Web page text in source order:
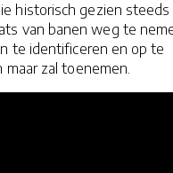
historisch gezien steeds
van banen weg te
te identificeren en op te
maar zal toenemen.